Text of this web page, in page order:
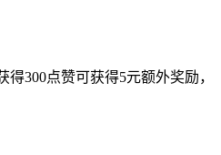
300点赞可获得5元额外奖励，